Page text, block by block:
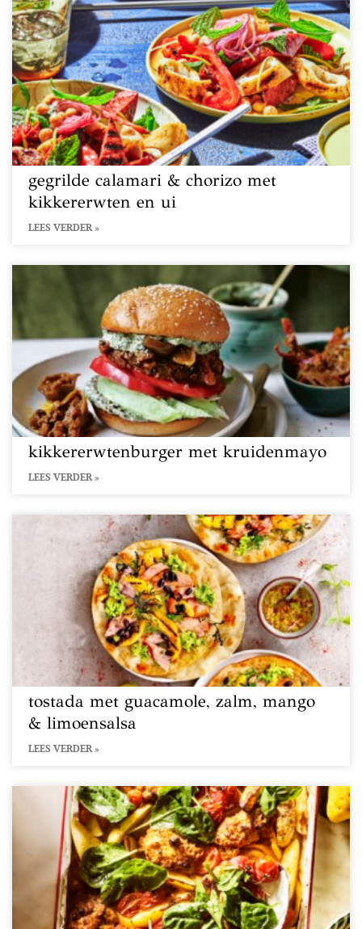
gegrilde calamari & chorizo met
kikkererwten en ui
LEES VERDER »
kikkererwtenburger met kruidenmayo
LEES VERDER »
tostada met guacamole, zalm, mango
& limoensalsa
LEES VERDER »